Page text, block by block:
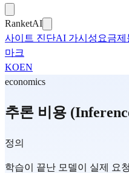
RanketAI
사이트 진단AI 가시성 요금제
마크
KOEN
economics
추론 비용
정의
학습이 끝난 모델이 실제 요